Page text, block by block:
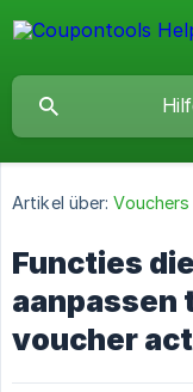
Artikel über: Vouchers
Functies
aanpassen
voucher